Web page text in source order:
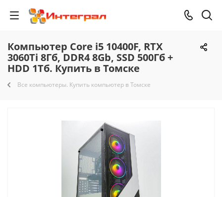
Компьютер Core i5 10400F, RTX
3060Ti 8Гб, DDR4 8Gb, SSD 500Гб +
HDD 1Тб. Купить в Томске
Все компьютеры. Купить компьютер в Томске